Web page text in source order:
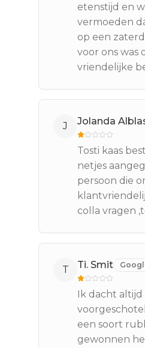
etenstijd en
vermoeden
op een
voor ons was
vriendelijke
J Jolanda
Tosti kaas
netjes
persoon die
colla vragen
T Ti. Smit
Ik dacht
een soort
gewonnen